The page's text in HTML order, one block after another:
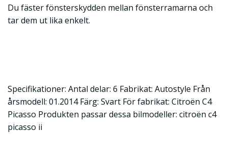
Du fäster fönsterskydden mellan fönsterramarna och
tar dem ut lika enkelt.
Specifikationer: Antal delar: 6 Fabrikat: Autostyle Från
årsmodell: 01.2014 Färg: Svart För fabrikat: Citroën C4
Picasso Produkten passar dessa bilmodeller: citroën c4
picasso ii